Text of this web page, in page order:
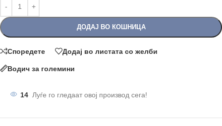
ДОДАЈ ВО КОШНИЦА
Споредете Додај во листата со желби
Водич за големини
14 Луѓе го гледаат овој производ сега!